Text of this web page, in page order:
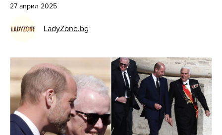
27 април 2025
LadyZone.bg